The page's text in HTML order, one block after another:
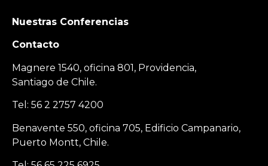
Nuestras Conferencias
Contacto
Magnere 1540, oficina 801, Providencia,
Santiago de Chile.
Tel: 56 2 2757 4200
Benavente 550, oficina 705, Edificio Campanario,
Puerto Montt, Chile.